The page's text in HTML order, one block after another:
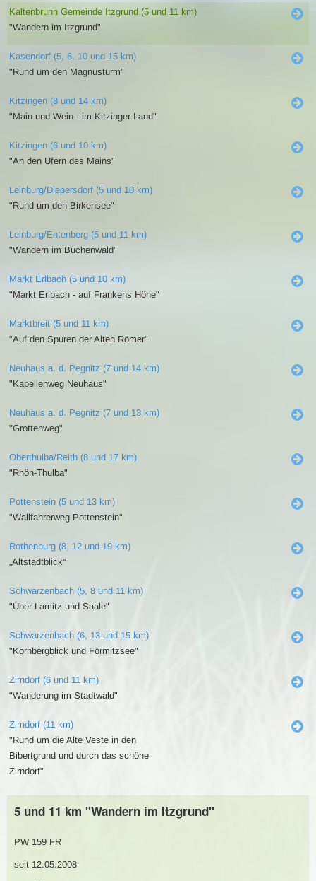
Kaltenbrunn Gemeinde Itzgrund (5 und 11 km)
"Wandern im Itzgrund"
Kasendorf (5, 6, 10 und 15 km)
"Rund um den Magnusturm"
Kitzingen (8 und 14 km)
"Main und Wein - im Kitzinger Land"
Kitzingen (6 und 10 km)
"An den Ufern des Mains"
Leinburg/Diepersdorf (5 und 10 km)
"Rund um den Birkensee"
Leinburg/Entenberg (5 und 11 km)
"Wandern im Buchenwald"
Markt Erlbach (5 und 10 km)
"Markt Erlbach - auf Frankens Höhe"
Marktbreit (5 und 11 km)
"Auf den Spuren der Alten Römer"
Neuhaus a. d. Pegnitz (7 und 14 km)
"Kapellenweg Neuhaus"
Neuhaus a. d. Pegnitz (7 und 13 km)
"Grottenweg"
Oberthulba/Reith (8 und 17 km)
"Rhön-Thulba"
Pottenstein (5 und 13 km)
"Wallfahrerweg Pottenstein"
Rothenburg (8, 12 und 19 km)
„Altstadtblick“
Schwarzenbach (5, 8 und 11 km)
"Über Lamitz und Saale"
Schwarzenbach (6, 13 und 15 km)
"Kornbergblick und Förmitzsee"
Zirndorf (6 und 11 km)
"Wanderung im Stadtwald"
Zirndorf (11 km)
"Rund um die Alte Veste in den
Bibertgrund und durch das schöne
Zirndorf"
5 und 11 km "Wandern im Itzgrund"
PW 159 FR
seit 12.05.2008